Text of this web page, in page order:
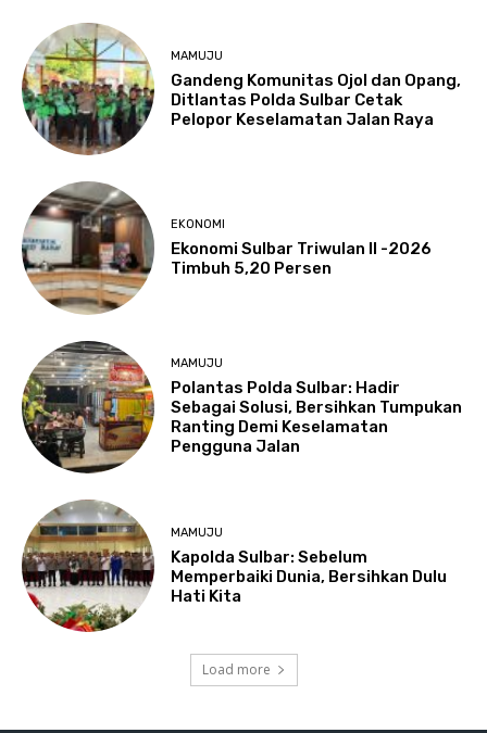
MAMUJU
Gandeng Komunitas Ojol dan Opang,
Ditlantas Polda Sulbar Cetak
Pelopor Keselamatan Jalan Raya
EKONOMI
Ekonomi Sulbar Triwulan II -2026
Timbuh 5,20 Persen
MAMUJU
Polantas Polda Sulbar: Hadir
Sebagai Solusi, Bersihkan Tumpukan
Ranting Demi Keselamatan
Pengguna Jalan
MAMUJU
Kapolda Sulbar: Sebelum
Memperbaiki Dunia, Bersihkan Dulu
Hati Kita
Load more